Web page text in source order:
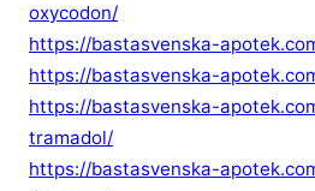
oxycodon/
https://bastasvenska-
https://bastasvenska-
https://bastasvenska-
tramadol/
https://bastasvenska-